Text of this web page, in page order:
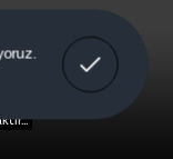
Anladım!